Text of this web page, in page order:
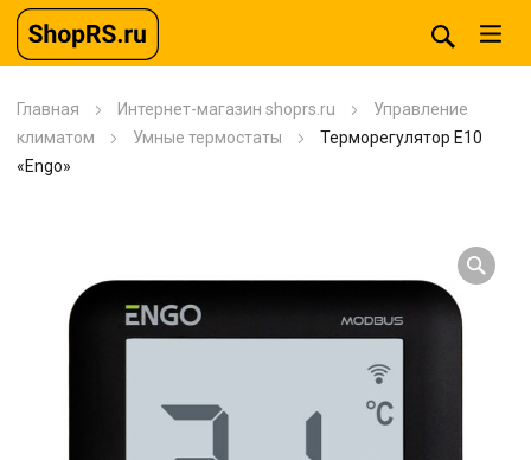
Главная Интернет-магазин shoprs.ru
Управление
климатом
Умные термостаты
Терморегулятор E10
«Engo»